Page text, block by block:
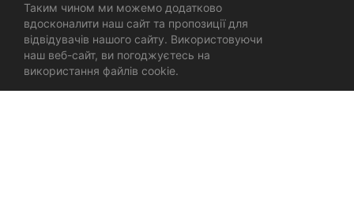
Таким чином ми можемо додатково
вдосконалити наш сайт та пропозиції для
відвідувачів нашого сайту. Використовуючи
наш веб-сайт, ви погоджуєтесь на
використання файлів cookie.